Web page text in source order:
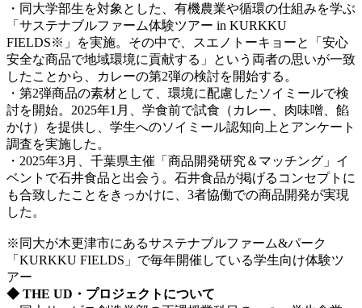
・同大学部生を対象とした、有機農業や循環の仕組みを学ぶ
「サステナブルファーム体験ツアー in KURKKU
FIELDS※」を実施。その中で、スエノトーキョーと「安心
安全な商品で地域環境に貢献する」という両者の思いが一致
したことから、カレーの第2弾の検討を開始する。
・第2弾商品の素材として、環境に配慮したソイミールで検
討を開始。2025年1月、学食前で試食（カレー、肉味噌、餡
かけ）を提供し、学生へのソイミール認知向上とアンケート
調査を実施した。
・2025年3月、千葉県主催「商品開発研究＆マッチング」イ
ベントで石井食品と出会う。石井食品が掲げるコンセプトに
も合致したことをきっかけに、3者協働での商品開発が実現
した。
※同大が木更津市にあるサステナブルファーム&パーク
「KURKKU FIELDS」で毎年開催している学生向け体験ツ
アー
◆ THE UD・プロジェクトについて